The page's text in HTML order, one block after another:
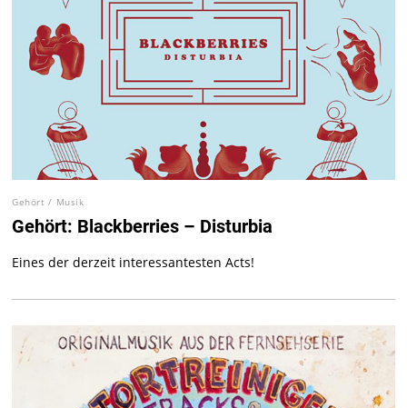
Gehört / Musik
Gehört: Blackberries – Disturbia
Eines der derzeit interessantesten Acts!